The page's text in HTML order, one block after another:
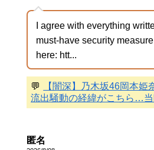
I agree with everything
must-have security
here: htt...
💬
【闇深】乃木坂46岡本姫
流出騒動の経緯がこちら…
匿名